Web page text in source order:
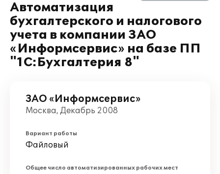
Автоматизация
бухгалтерского и налогового
учета в компании ЗАО
«Информсервис» на базе ПП
"1С:Бухгалтерия 8"
ЗАО «Информсервис»
Москва, Декабрь 2008
Вариант работы
Файловый
Общее число автоматизированных рабочих мест